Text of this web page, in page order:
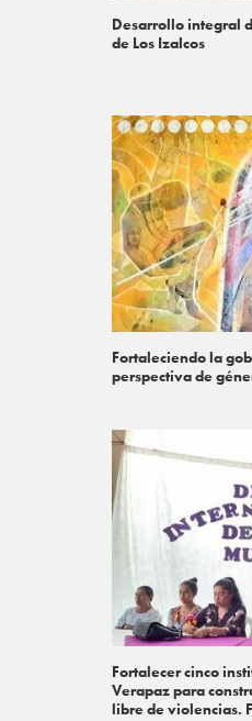
Desarrollo integral
de Los Izalcos
Fortaleciendo la
perspectiva de
Fortalecer cinco
Verapaz para
libre de violencias.